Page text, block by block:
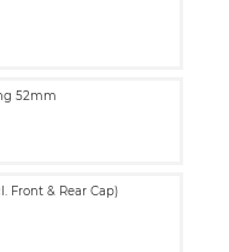
52mm
Front & Rear Cap)